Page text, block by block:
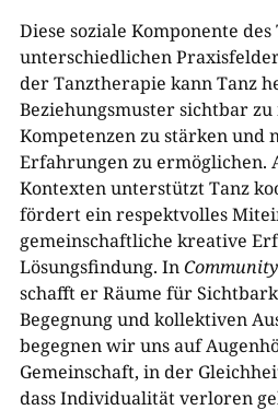
Diese soziale Komponente
unterschiedlichen
der Tanztherapie kann Tanz
Beziehungsmuster sichtbar zu
Kompetenzen zu stärken und
Erfahrungen zu ermöglichen.
Kontexten unterstützt Tanz
fördert ein respektvolles
gemeinschaftliche kreative
Lösungsfindung. In
schafft er Räume für
Begegnung und kollektiven
begegnen wir uns auf
Gemeinschaft, in der
dass Individualität verloren